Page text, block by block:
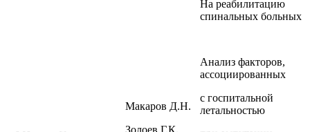
На реабилитацию
спинальных больных
Макаров Д.Н.
Анализ факторов,
ассоциированных
с госпитальной
летальностью